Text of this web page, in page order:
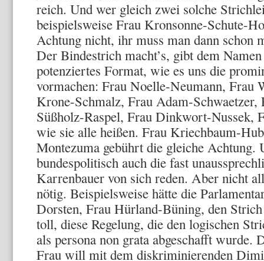
reich. Und wer gleich zwei solche
beispielsweise Frau Kronsonne-Schute-
Achtung nicht, ihr muss man dann schon
Der Bindestrich macht’s, gibt dem
potenziertes Format, wie es uns die
vormachen: Frau Noelle-Neumann, Frau
Krone-Schmalz, Frau Adam-
Süßholz-Raspel, Frau Dinkwort-Nussek,
wie sie alle heißen. Frau Kriechbaum-
Montezuma gebührt die gleiche Achtung.
bundespolitisch auch die fast
Karrenbauer von sich reden. Aber nicht
nötig. Beispielsweise hätte die
Dorsten, Frau Hürland-Büning, den
toll, diese Regelung, die den logischen
als persona non grata abgeschafft wurde.
Frau will mit dem diskriminierenden